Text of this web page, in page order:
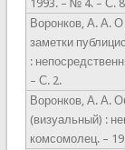
1993. – № 4. – С.
Воронков, А. А.
заметки
:
– С. 2.
Воронков, А. А.
(визуальный) :
комсомолец. –